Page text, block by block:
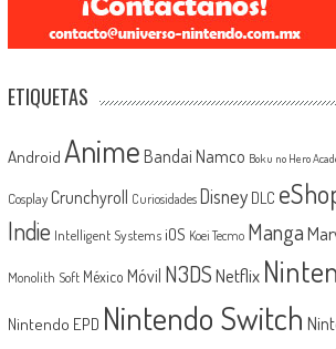
ETIQUETAS
Android Anime Bandai Namco Boku no Hero
Cosplay Crunchyroll Curiosidades Disney DLC
Indie Intelligent Systems iOS Koei Tecmo Manga
Monolith Soft México Móvil N3DSNetflix
Nintendo EPD Nintendo Switch